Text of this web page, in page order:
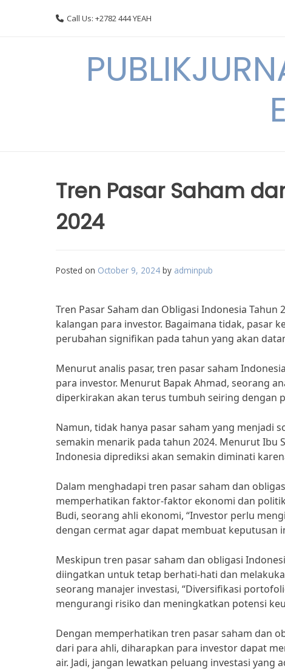
Call Us: +2782 444 YEAH
Tren Pasar Saham
2024
Posted on October 9, 2024 by adminpub
Tren Pasar Saham dan Obligasi Indonesia
kalangan para investor. Bagaimana tidak, pasar
perubahan signifikan pada tahun yang akan
Menurut analis pasar, tren pasar saham
para investor. Menurut Bapak Ahmad, seorang
diperkirakan akan terus tumbuh seiring dengan
Namun, tidak hanya pasar saham yang menjadi
semakin menarik pada tahun 2024. Menurut Ibu
Indonesia diprediksi akan semakin diminati
Dalam menghadapi tren pasar saham dan
memperhatikan faktor-faktor ekonomi dan
Budi, seorang ahli ekonomi, “Investor perlu
dengan cermat agar dapat membuat keputusan
Meskipun tren pasar saham dan obligasi
diingatkan untuk tetap berhati-hati dan
seorang manajer investasi, “Diversifikasi
mengurangi risiko dan meningkatkan potensi
Dengan memperhatikan tren pasar saham dan
dari para ahli, diharapkan para investor dapat
air. Jadi, jangan lewatkan peluang investasi